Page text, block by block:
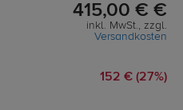
415,00 € €
inkl. MwSt., zzgl.
Versandkosten
152 € (27%)